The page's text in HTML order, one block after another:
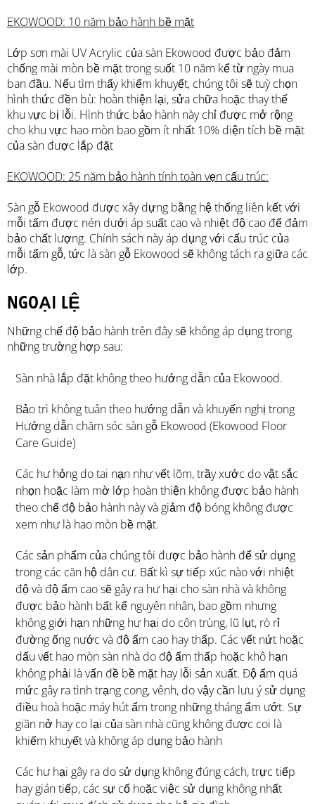
EKOWOOD: 10 năm bảo hành bề mặt
Lớp sơn mài UV Acrylic của sàn Ekowood được bảo đảm
chống mài mòn bề mặt trong suốt 10 năm kể từ ngày mua
ban đầu. Nếu tìm thấy khiếm khuyết, chúng tôi sẽ tuỳ chọn
hình thức đền bù: hoàn thiện lại, sửa chữa hoặc thay thế
khu vực bị lỗi. Hình thức bảo hành này chỉ được mở rộng
cho khu vực hao mòn bao gồm ít nhất 10% diện tích bề mặt
của sàn được lắp đặt
EKOWOOD: 25 năm bảo hành tính toàn vẹn cấu trúc:
Sàn gỗ Ekowood được xây dựng bằng hệ thống liên kết với
mỗi tấm được nén dưới áp suất cao và nhiệt độ cao để đảm
bảo chất lượng. Chính sách này áp dụng với cấu trúc của
mỗi tấm gỗ, tức là sàn gỗ Ekowood sẽ không tách ra giữa các
lớp.
NGOẠI LỆ
Những chế độ bảo hành trên đây sẽ không áp dụng trong
những trường hợp sau:
Sàn nhà lắp đặt không theo hướng dẫn của Ekowood.
Bảo trì không tuân theo hướng dẫn và khuyến nghị trong
Hướng dẫn chăm sóc sàn gỗ Ekowood (Ekowood Floor
Care Guide)
Các hư hỏng do tai nạn như vết lõm, trầy xước do vật sắc
nhọn hoặc làm mờ lớp hoàn thiện không được bảo hành
theo chế độ bảo hành này và giảm độ bóng không được
xem như là hao mòn bề mặt.
Các sản phẩm của chúng tôi được bảo hành để sử dụng
trong các căn hộ dân cư. Bất kì sự tiếp xúc nào với nhiệt
độ và độ ẩm cao sẽ gây ra hư hại cho sàn nhà và không
được bảo hành bất kể nguyên nhân, bao gồm nhưng
không giới hạn những hư hại do côn trùng, lũ lụt, rò rỉ
đường ống nước và độ ẩm cao hay thấp. Các vết nứt hoặc
dấu vết hao mòn sàn nhà do độ ẩm thấp hoặc khô hạn
không phải là vấn đề bề mặt hay lỗi sản xuất. Độ ẩm quá
mức gây ra tình trạng cong, vênh, do vậy cần lưu ý sử dụng
điều hoà hoặc máy hút ẩm trong những tháng ẩm ướt. Sự
giãn nở hay co lại của sàn nhà cũng không được coi là
khiếm khuyết và không áp dụng bảo hành
Các hư hại gây ra do sử dụng không đúng cách, trực tiếp
hay gián tiếp, các sự cố hoặc việc sử dụng không nhất